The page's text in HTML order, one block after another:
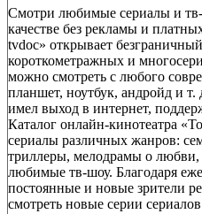
Смотри любимые сериалы и
качестве без рекламы и
tvdoc» открывает
короткометражных и
можно смотреть с любого
планшет, ноутбук, андройд и
имел выход в интернет,
Каталог онлайн-кинотеатра
сериалы различных жанров:
триллеры, мелодрамы о
любимые тв-шоу. Благодаря
постоянные и новые зрители
смотреть новые серии